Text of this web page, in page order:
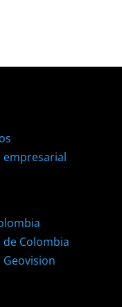
empresarial
Colombia